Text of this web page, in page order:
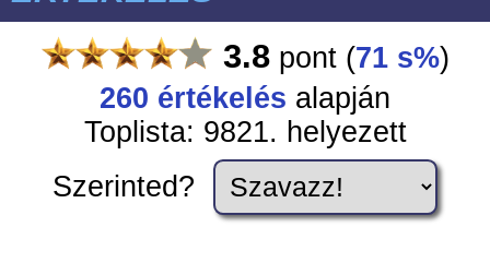
3.8pont (71 s%)
260 értékelés alapján
Toplista: 9821. helyezett
Szerinted?